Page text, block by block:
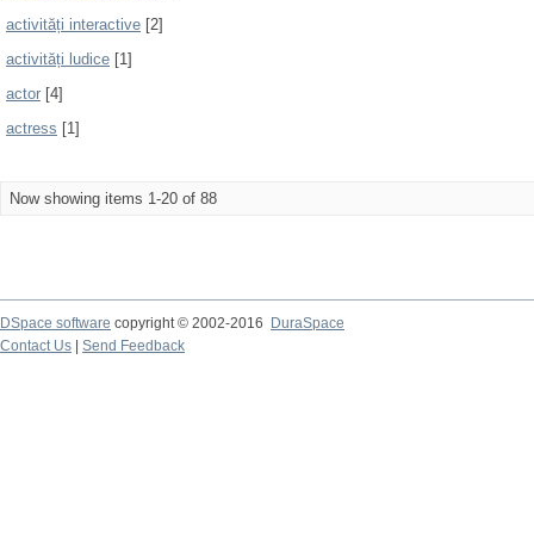
activități interactive [2]
activități ludice [1]
actor [4]
actress [1]
Now showing items 1-20 of 88
DSpace software copyright © 2002-2016
DuraSpace
Contact Us
Send Feedback